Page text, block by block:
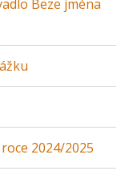
Beze jména
2024/2025